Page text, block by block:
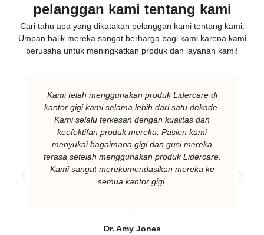
pelanggan kami tentang kami
Cari tahu apa yang dikatakan pelanggan kami tentang kami.
Umpan balik mereka sangat berharga bagi kami karena kami
berusaha untuk meningkatkan produk dan layanan kami!
Kami telah menggunakan produk Lidercare di
kantor gigi kami selama lebih dari satu dekade.
Kami selalu terkesan dengan kualitas dan
keefektifan produk mereka. Pasien kami
menyukai bagaimana gigi dan gusi mereka
terasa setelah menggunakan produk Lidercare.
Kami sangat merekomendasikan mereka ke
semua kantor gigi.
Dr. Amy Jones